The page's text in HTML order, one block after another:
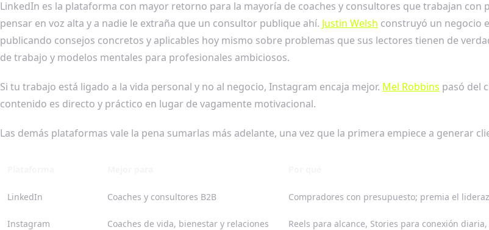
LinkedIn es la plataforma con mayor retorno para la mayoría de coaches y consultores que trabajan
pensar en voz alta y a nadie le extraña que un consultor publique ahí. Justin Welsh construyó un negocio
publicando consejos concretos y aplicables hoy mismo sobre problemas que sus lectores tienen de
de trabajo y modelos mentales para profesionales ambiciosos.
Si tu trabajo está ligado a la vida personal y no al negocio, Instagram encaja mejor. Mel Robbins pasó del
contenido es directo y práctico en lugar de vagamente motivacional.
Las demás plataformas vale la pena sumarlas más adelante, una vez que la primera empiece a generar
LinkedIn Coaches y consultores B2B Compradores con presupuesto; premia el
Instagram Coaches de vida, bienestar y relaciones Reels para alcance, Stories para conexión